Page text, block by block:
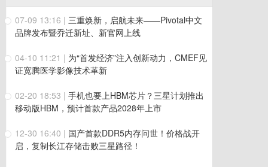
07-09 13:16 | 三重焕新，启航未来——Pivotal中文
品牌发布暨乔迁新址、新官网上线
04-10 11:21 | 为“首发经济”注入创新动力，CMEF见
证宽腾医学影像技术革新
02-20 18:53 | 手机也要上HBM芯片？三星计划推出
移动版HBM，预计首款产品2028年上市
12-30 16:40 | 国产首款DDR5内存问世！价格战开
启，复制长江存储击败三星路径！